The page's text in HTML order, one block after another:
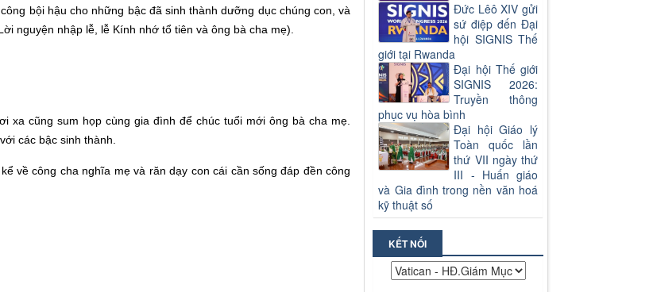
bội hậu cho những bậc đã sinh thành dưỡng dục chúng con, và
nguyện nhập lễ, lễ Kính nhớ tổ tiên và ông bà cha mẹ).
xa cũng sum họp cùng gia đình để chúc tuổi mới ông bà cha mẹ.
các bậc sinh thành.
về công cha nghĩa mẹ và răn dạy con cái cần sống đáp đền công
Đức Lêô XIV gửi
sứ điệp đến Đại
hội SIGNIS Thế
giới tại Rwanda
Đại hội Thế giới
SIGNIS 2026:
Truyền thông
phục vụ hòa bình
Đại hội Giáo lý
Toàn quốc lần
thứ VII ngày thứ
III - Huấn giáo
và Gia đình trong nền văn hoá
kỹ thuật số
KẾT NỐI